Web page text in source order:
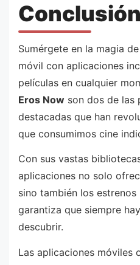
Conclusión
Sumérgete en la magia
móvil con aplicaciones
películas en cualquier
Eros Now son dos de las
destacadas que han
que consumimos cine
Con sus vastas
aplicaciones no solo
sino también los
garantiza que siempre
descubrir.
Las aplicaciones móviles